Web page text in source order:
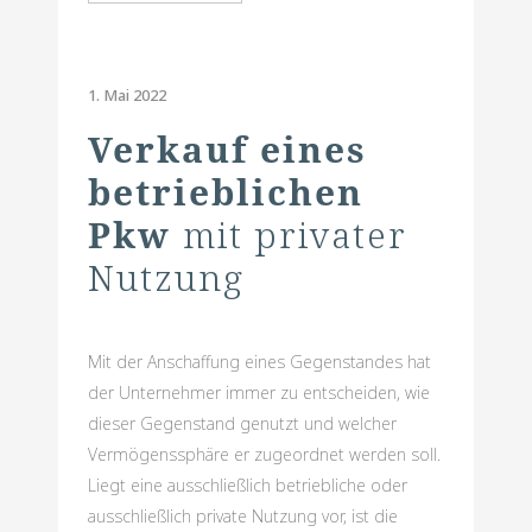
1. Mai 2022
Verkauf eines
betrieblichen
Pkw mit privater
Nutzung
Mit der Anschaffung eines Gegenstandes hat
der Unternehmer immer zu entscheiden, wie
dieser Gegenstand genutzt und welcher
Vermögenssphäre er zugeordnet werden soll.
Liegt eine ausschließlich betriebliche oder
ausschließlich private Nutzung vor, ist die